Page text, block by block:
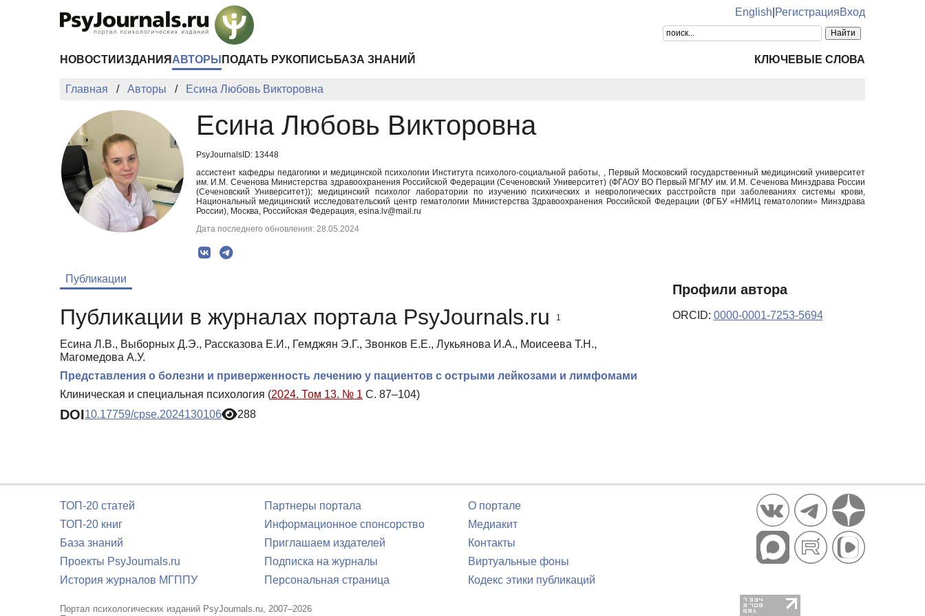
English РегистрацияВход
НОВОСТИ ИЗДАНИЯ АВТОРЫ ПОДАТЬ РУКОПИСЬ БАЗА ЗНАНИЙ КЛЮЧЕВЫЕ СЛОВА
Главная Авторы Есина Любовь Викторовна
Есина Любовь Викторовна
PsyJournalsID: 13448
ассистент кафедры педагогики и медицинской психологии Института психолого-социальной работы, , Первый Московский государственный медицинский университет
им. И.М. Сеченова Министерства здравоохранения Российской Федерации (Сеченовский Университет) (ФГАОУ ВО Первый МГМУ им. И.М. Сеченова Минздрава России
(Сеченовский Университет)); медицинский психолог лаборатории по изучению психических и неврологических расстройств при заболеваниях системы крови,
Национальный медицинский исследовательский центр гематологии Министерства Здравоохранения Российской Федерации (ФГБУ «НМИЦ гематологии» Минздрава
России), Москва, Российская Федерация, esina.lv@mail.ru
Дата последнего обновления: 28.05.2024
Публикации
Публикации в журналах портала PsyJournals.ru 1
Есина Л.В., Выборных Д.Э., Рассказова Е.И., Гемджян Э.Г., Звонков Е.Е., Лукьянова И.А., Моисеева Т.Н.,
Магомедова А.У.
Представления о болезни и приверженность лечению у пациентов с острыми лейкозами и лимфомами
Клиническая и специальная психология (2024. Том 13. № 1 С. 87–104)
DOI10.17759/cpse.2024130106 288
Профили автора
ORCID: 0000-0001-7253-5694
ТОП-20 статей
ТОП-20 книг
База знаний
Проекты PsyJournals.ru
История журналов МГППУ
Партнеры портала
Информационное спонсорство
Приглашаем издателей
Подписка на журналы
Персональная страница
О портале
Медиакит
Контакты
Виртуальные фоны
Кодекс этики публикаций
Портал психологических изданий PsyJournals.ru, 2007–2026